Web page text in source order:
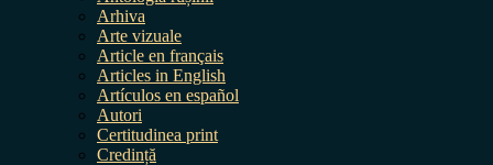
Arhiva
Arte vizuale
Article en français
Articles in English
Artículos en español
Autori
Certitudinea print
Credință